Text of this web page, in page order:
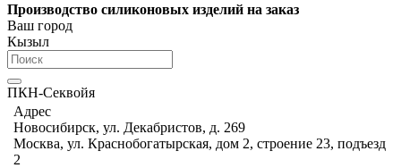
Производство силиконовых изделий на заказ
Ваш город
Кызыл
ПКН-Секвойя
Адрес
Новосибирск, ул. Декабристов, д. 269
Москва, ул. Краснобогатырская, дом 2, строение 23, подъезд
2